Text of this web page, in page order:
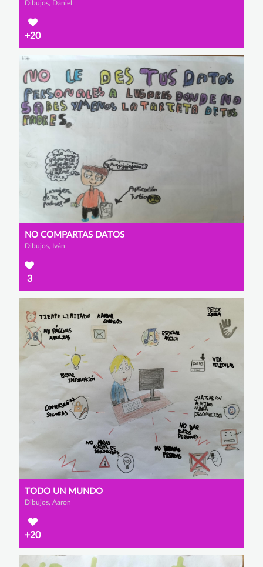
Dibujos, Daniel
+20
NO COMPARTAS DATOS
Dibujos, Iván
3
TODO UN MUNDO
Dibujos, Aaron
+20